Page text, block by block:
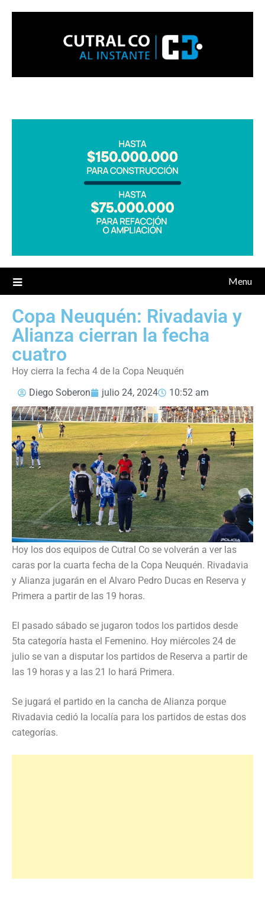
Menu
Copa Neuquén: Rivadavia y
Alianza cierran la fecha
cuatro
Hoy cierra la fecha 4 de la Copa Neuquén
Diego Soberon
julio 24, 2024 10:52 am
Hoy los dos equipos de Cutral Co se volverán a ver las
caras por la cuarta fecha de la Copa Neuquén. Rivadavia
y Alianza jugarán en el Alvaro Pedro Ducas en Reserva y
Primera a partir de las 19 horas.
El pasado sábado se jugaron todos los partidos desde
5ta categoría hasta el Femenino. Hoy miércoles 24 de
julio se van a disputar los partidos de Reserva a partir de
las 19 horas y a las 21 lo hará Primera.
Se jugará el partido en la cancha de Alianza porque
Rivadavia cedió la localía para los partidos de estas dos
categorías.